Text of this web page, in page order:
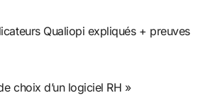
Qualiopi expliqués + preuves
choix d’un logiciel RH »